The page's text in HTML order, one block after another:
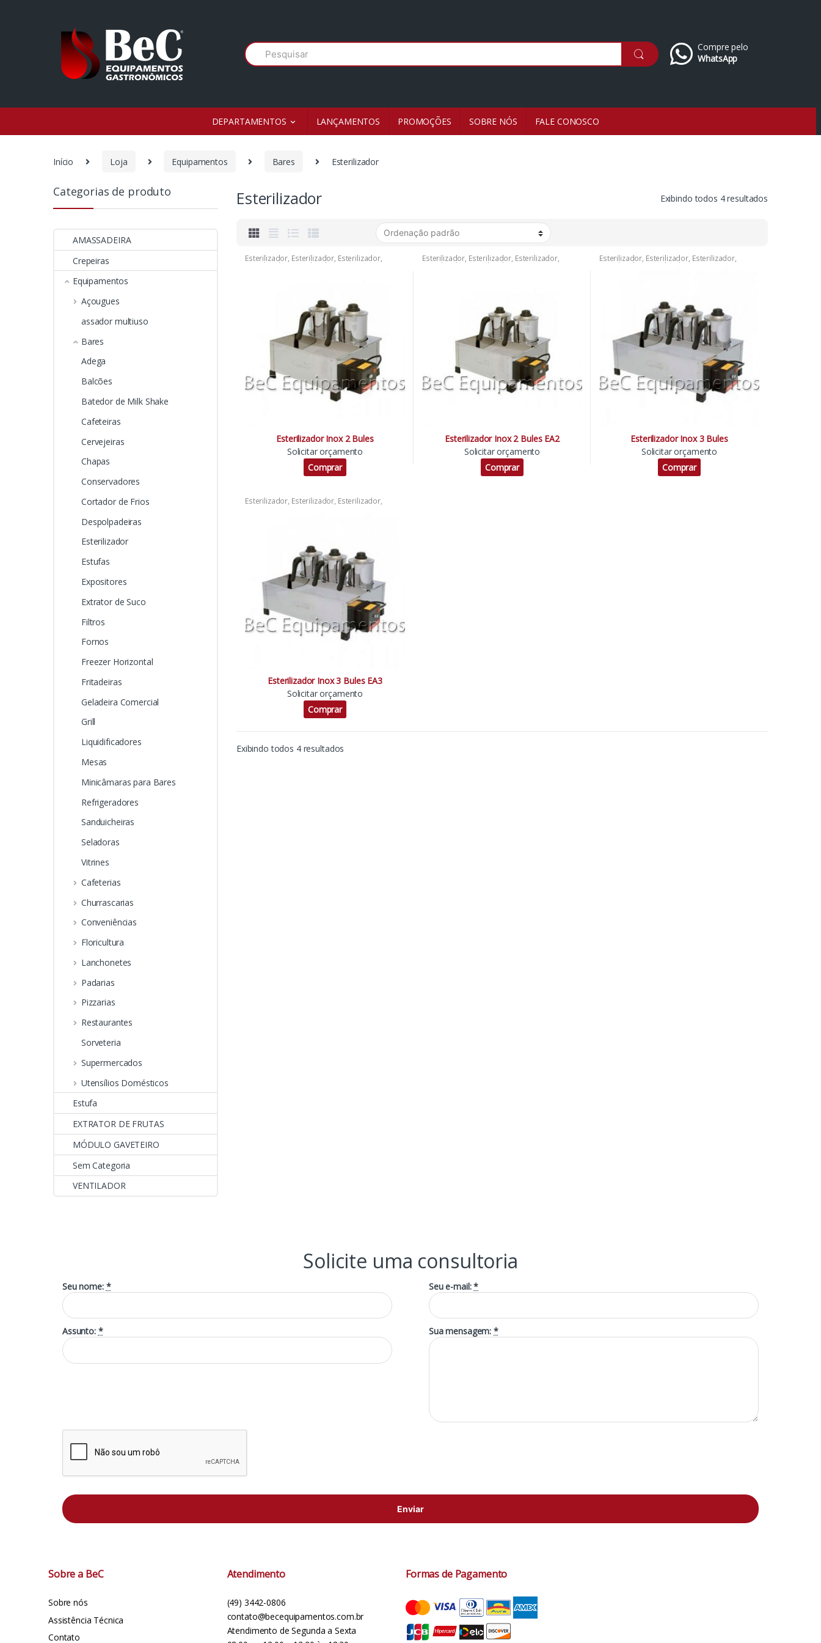
Procurar
por:
Compre pelo
WhatsApp
DEPARTAMENTOS LANÇAMENTOS PROMOÇÕES SOBRE NÓS FALE CONOSCO
Início Loja Equipamentos Bares Esterilizador
Esterilizador Exibindo todos 4 resultados
Esterilizador, Esterilizador, Esterilizador,
Esterilizador, Esterilizador
Esterilizador Inox 2 Bules
Solicitar orçamento
Comprar
Esterilizador, Esterilizador, Esterilizador,
Esterilizador, Esterilizador
Esterilizador Inox 2 Bules EA2
Solicitar orçamento
Comprar
Esterilizador, Esterilizador, Esterilizador,
Esterilizador, Esterilizador
Esterilizador Inox 3 Bules
Solicitar orçamento
Comprar
Esterilizador, Esterilizador, Esterilizador,
Esterilizador, Esterilizador
Esterilizador Inox 3 Bules EA3
Solicitar orçamento
Comprar
Exibindo todos 4 resultados
Categorias de produto
AMASSADEIRA
Crepeiras
Equipamentos
Açougues
assador multiuso
Bares
Adega
Balcões
Batedor de Milk Shake
Cafeteiras
Cervejeiras
Chapas
Conservadores
Cortador de Frios
Despolpadeiras
Esterilizador
Estufas
Expositores
Extrator de Suco
Filtros
Fornos
Freezer Horizontal
Fritadeiras
Geladeira Comercial
Grill
Liquidificadores
Mesas
Minicâmaras para Bares
Refrigeradores
Sanduicheiras
Seladoras
Vitrines
Cafeterias
Churrascarias
Conveniências
Floricultura
Lanchonetes
Padarias
Pizzarias
Restaurantes
Sorveteria
Supermercados
Utensílios Domésticos
Estufa
EXTRATOR DE FRUTAS
MÓDULO GAVETEIRO
Sem Categoria
VENTILADOR
Solicite uma consultoria
Seu nome: * Seu e-mail:*
Assunto: * Sua mensagem:*
Sobre a BeC
Sobre nós
Assistência Técnica
Contato
Atendimento
(49) 3442-0806
contato@becequipamentos.com.br
Atendimento de Segunda a Sexta
Formas de Pagamento